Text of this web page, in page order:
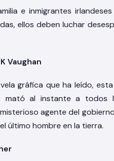
e inmigrantes
ellos deben luchar
Vaughan
gráfica que ha leído,
mató al instante a todos
agente del
último hombre en la tierra.